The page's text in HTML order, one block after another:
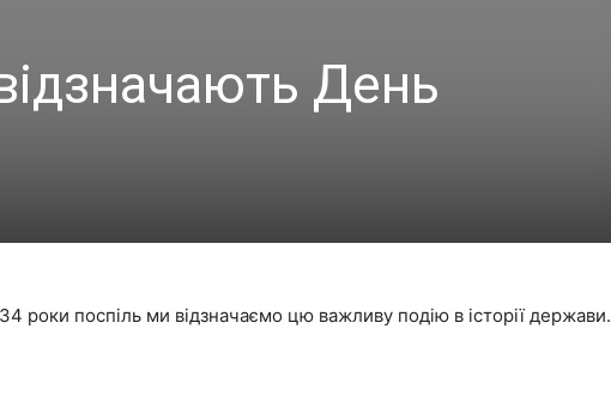
День
роки поспіль ми відзначаємо цю важливу подію в історії держави.